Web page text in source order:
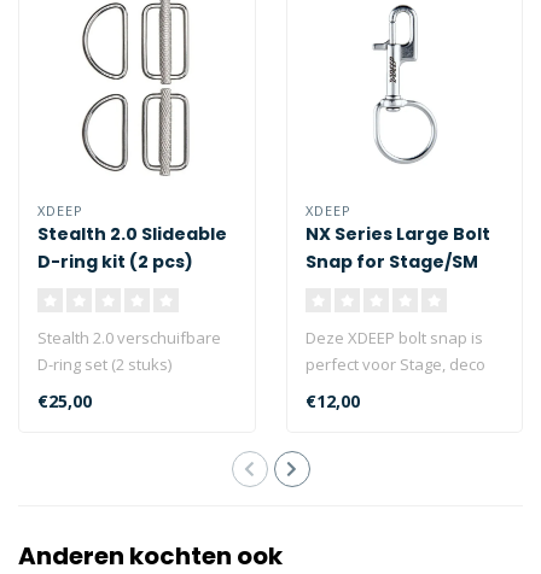
XDEEP
Stealth 2.0 Slideable
D-ring kit (2 pcs)
Stealth 2.0 verschuifbare
D-ring set (2 stuks)
€25,00
XDEEP
NX Series Large Bolt
Snap for Stage/SM
Deze XDEEP bolt snap is
perfect voor Stage, deco
en sidemount cilinders.
Laat zi..
€12,00
Anderen kochten ook